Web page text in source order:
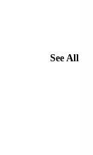
See All